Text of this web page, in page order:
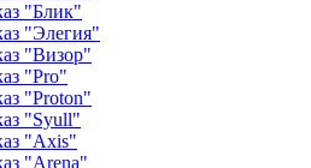
"Блик"
"Элегия"
"Визор"
"Pro"
"Proton"
"Syull"
"Axis"
"Arena"